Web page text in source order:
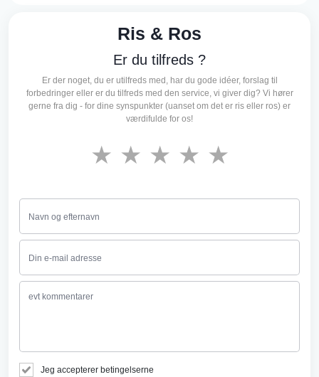
Ris & Ros
Er du tilfreds ?
Er der noget, du er utilfreds med, har du gode idéer, forslag til
forbedringer eller er du tilfreds med den service, vi giver dig? Vi hører
gerne fra dig - for dine synspunkter (uanset om det er ris eller ros) er
værdifulde for os!
★
★
★
★
★
Jeg accepterer betingelserne